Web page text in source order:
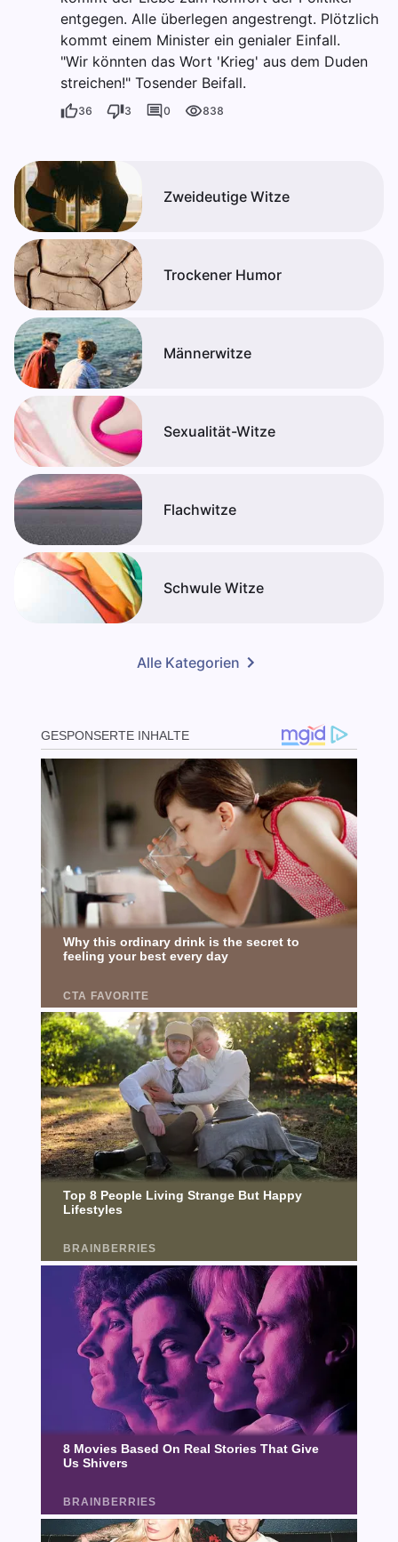
entgegen. Alle überlegen angestrengt. Plötzlich
kommt einem Minister ein genialer Einfall.
"Wir könnten das Wort 'Krieg' aus dem Duden
streichen!" Tosender Beifall.
36 3 0 838
Zweideutige Witze
Trockener Humor
Männerwitze
Sexualität-Witze
Flachwitze
Schwule Witze
Alle Kategorien